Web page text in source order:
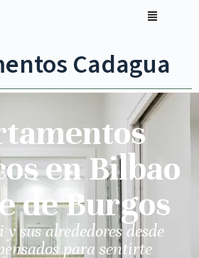
Cadagua
en Bilbao
de Burgos
sus alrededores desde
para sentirte